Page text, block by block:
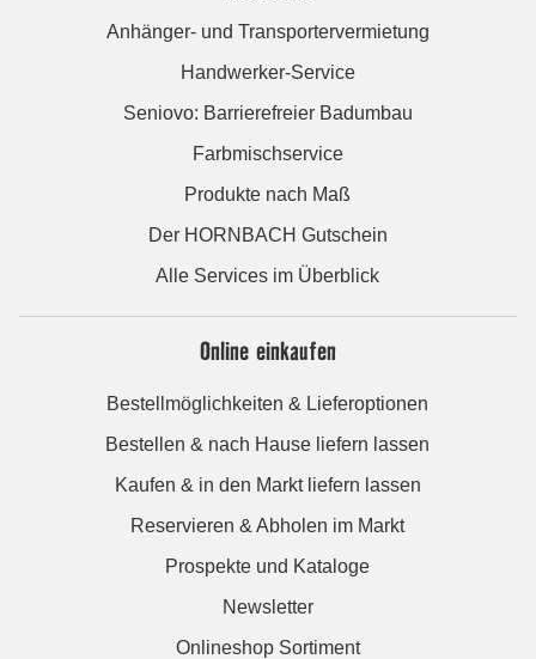
Anhänger- und Transportervermietung
Handwerker-Service
Seniovo: Barrierefreier Badumbau
Farbmischservice
Produkte nach Maß
Der HORNBACH Gutschein
Alle Services im Überblick
Online einkaufen
Bestellmöglichkeiten & Lieferoptionen
Bestellen & nach Hause liefern lassen
Kaufen & in den Markt liefern lassen
Reservieren & Abholen im Markt
Prospekte und Kataloge
Newsletter
Onlineshop Sortiment